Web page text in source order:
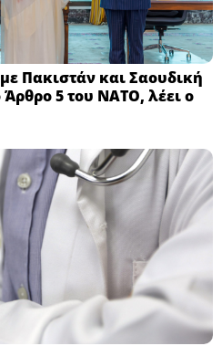
Πακιστάν και Σαουδική
Άρθρο 5 του ΝΑΤΟ, λέει ο